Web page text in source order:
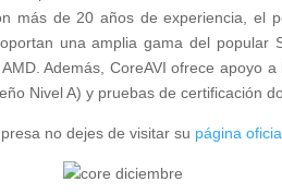
más de 20 años de experiencia, el
una amplia gama del popular
Además, CoreAVI ofrece apoyo
Nivel A) y pruebas de certificación
no dejes de visitar su página